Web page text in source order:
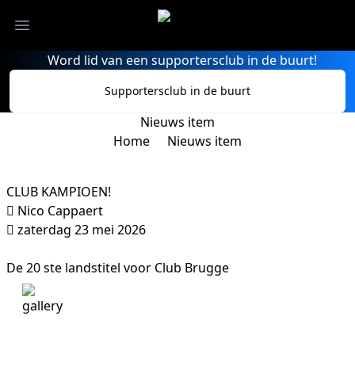
Open menu
Word lid van een supportersclub in de buurt!
Supportersclub in de buurt
Nieuws item
Home
Nieuws item
CLUB KAMPIOEN!
Nico Cappaert
zaterdag 23 mei 2026
De 20 ste landstitel voor Club Brugge